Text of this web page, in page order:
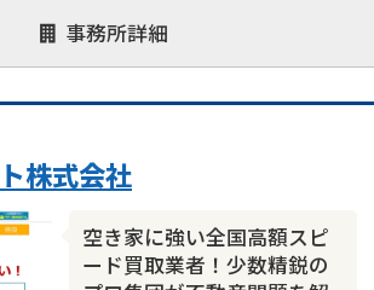
事務所詳細
1億円以上の買取可
株式会社
空き家に強い全国高額スピ
ード買取業者！少数精鋭の